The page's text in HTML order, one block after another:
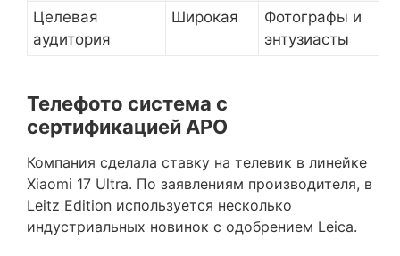
Целевая
аудитория
Широкая
Фотографы и
энтузиасты
Телефото система с
сертификацией APO
Компания сделала ставку на телевик в линейке
Xiaomi 17 Ultra. По заявлениям производителя, в
Leitz Edition используется несколько
индустриальных новинок с одобрением Leica.